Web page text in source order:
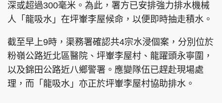
頭條日報 星島環球 The Standard
親子王 Oh!爸媽 JobMarket
深或超過300毫米。為此，署方已安排強力排水機械
人「龍吸水」在坪輋李屋候命，以便即時抽走積水。
截至早上9時，渠務署確認共4宗水浸個案，分別位於
粉嶺公路近北區醫院、坪輋李屋村、龍躍頭永寧圍，
以及錦田公路近八鄉警署。應變隊伍已趕赴現場處
理，而「龍吸水」亦正於坪輋李屋村協助排水。